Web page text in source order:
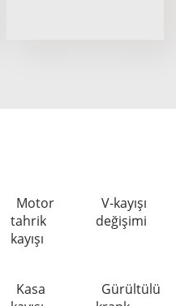
Motor
tahrik
kayışı
V-kayışı
değişimi
Kasa
Gürültülü